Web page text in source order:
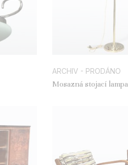
ARCHIV - PRODÁNO
Mosazná stojací lampa